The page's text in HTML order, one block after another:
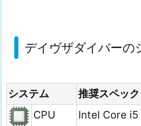
デイヴザダイバーの
システム 推奨スペック
CPU
Intel Core i5